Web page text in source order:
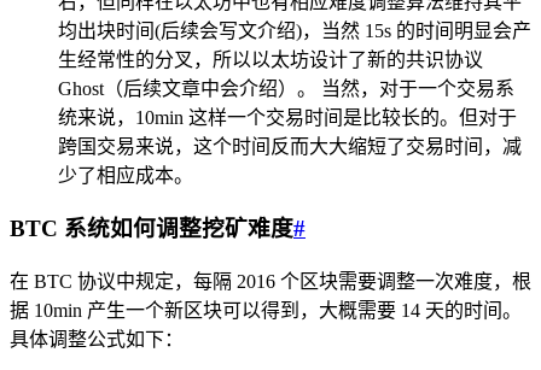
均出块时间(后续会写文介绍)，当然 15s 的时间明显会产
生经常性的分叉，所以以太坊设计了新的共识协议
Ghost（后续文章中会介绍）。 当然，对于一个交易系
统来说，10min 这样一个交易时间是比较长的。但对于
跨国交易来说，这个时间反而大大缩短了交易时间，减
少了相应成本。
BTC 系统如何调整挖矿难度#
在 BTC 协议中规定，每隔 2016 个区块需要调整一次难度，根
据 10min 产生一个新区块可以得到，大概需要 14 天的时间。
具体调整公式如下：